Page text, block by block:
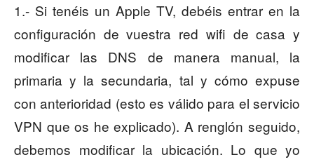
1.- Si tenéis un Apple TV, debéis entrar en la
configuración de vuestra red wifi de casa y
modificar las DNS de manera manual, la
primaria y la secundaria, tal y cómo expuse
con anterioridad (esto es válido para el servicio
VPN que os he explicado). A renglón seguido,
debemos modificar la ubicación. Lo que yo